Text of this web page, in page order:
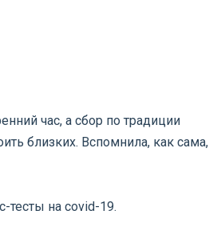
час, а сбор по традиции
близких. Вспомнила, как сама,
тесты на covid-19.